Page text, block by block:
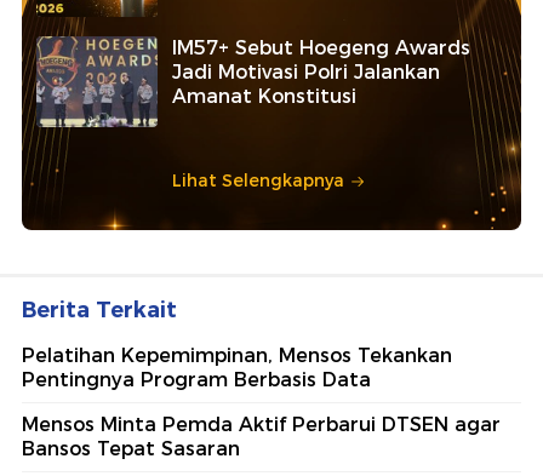
IM57+ Sebut Hoegeng Awards
Jadi Motivasi Polri Jalankan
Amanat Konstitusi
Lihat Selengkapnya
Berita Terkait
Pelatihan Kepemimpinan, Mensos Tekankan
Pentingnya Program Berbasis Data
Mensos Minta Pemda Aktif Perbarui DTSEN agar
Bansos Tepat Sasaran